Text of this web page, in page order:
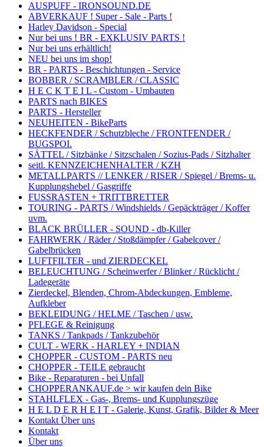
AUSPUFF - IRONSOUND.DE
ABVERKAUF ! Super - Sale - Parts !
Harley Davidson - Special
Nur bei uns ! BR - EXKLUSIV PARTS !
Nur bei uns erhältlich!
NEU bei uns im shop!
BR - PARTS - Beschichtungen - Service
BOBBER / SCRAMBLER / CLASSIC
H E C K T E I L - Custom - Umbauten
PARTS nach BIKES
PARTS - Hersteller
NEUHEITEN - BikeParts
HECKFENDER / Schutzbleche / FRONTFENDER /
BUGSPOI.
SÄTTEL / Sitzbänke / Sitzschalen / Sozius-Pads / Sitzhalter
seitl. KENNZEICHENHALTER / KZH
METALLPARTS // LENKER / RISER / Spiegel / Brems- u.
Kupplungshebel / Gasgriffe
FUSSRASTEN + TRITTBRETTER
TOURING - PARTS / Windshields / Gepäckträger / Koffer
uvm.
BLACK BRÜLLER - SOUND - db-Killer
FAHRWERK / Räder / Stoßdämpfer / Gabelcover /
Gabelbrücken
LUFTFILTER - und ZIERDECKEL
BELEUCHTUNG / Scheinwerfer / Blinker / Rücklicht /
Ladegeräte
Zierdeckel, Blenden, Chrom-Abdeckungen, Embleme,
Aufkleber
BEKLEIDUNG / HELME / Taschen / usw.
PFLEGE & Reinigung
TANKS / Tankpads / Tankzubehör
CULT - WERK - HARLEY + INDIAN
CHOPPER - CUSTOM - PARTS neu
CHOPPER - TEILE gebraucht
Bike - Reparaturen - bei Unfall
CHOPPERANKAUF.de > wir kaufen dein Bike
STAHLFLEX - Gas-, Brems- und Kupplungszüge
H E L D E R H E I T - Galerie, Kunst, Grafik, Bilder & Meer
Kontakt Über uns
Kontakt
Über uns